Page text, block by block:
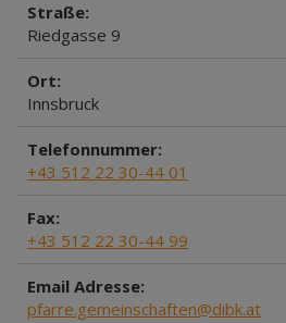
Straße:
Riedgasse 9
Ort:
Innsbruck
Telefonnummer:
+43 512 22 30-44 01
Fax:
+43 512 22 30-44 99
Email Adresse:
pfarre.gemeinschaften@dibk.at